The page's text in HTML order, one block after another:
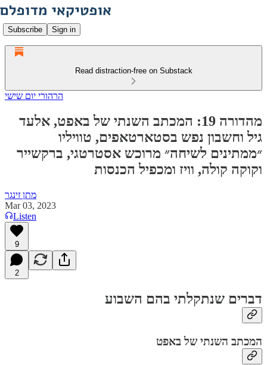
Subscribe Sign in
Read distraction-free on Substack
הרהורי יום שישי
מהדורה 19: המכתב השנתי של באפט, אלעד
גיל וחשבון נפש בסטארטאפים, טוויליו
״ממתינים לשיחה״ מרוכש אסטרטגי, ברקשייר
וקוקה קולה, וויז ומכפיל הכנסות
מתן זינגר
Mar 03, 2023
Listen
9
2
דברים שנתקלתי בהם השבוע
המכתב השנתי של באפט